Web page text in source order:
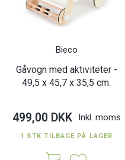
Bieco
Gåvogn med aktiviteter -
49,5 x 45,7 x 35,5 cm.
499,00 DKK Inkl. moms
1 STK TILBAGE PÅ LAGER